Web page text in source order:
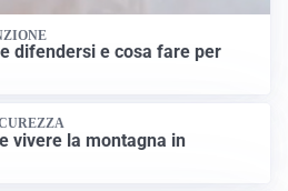
difendersi e cosa fare per
vivere la montagna in